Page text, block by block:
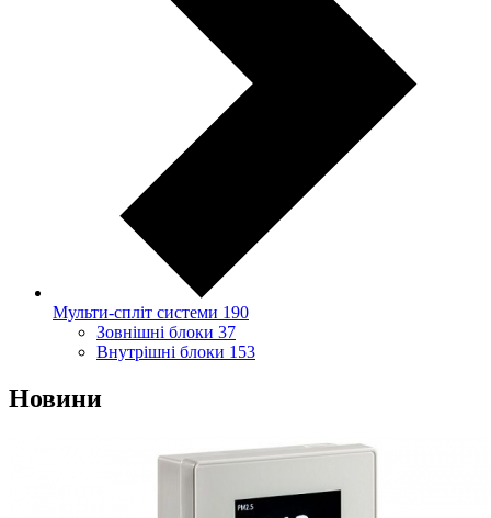
Мульти-спліт системи 190
Зовнішні блоки 37
Внутрішні блоки 153
Новини